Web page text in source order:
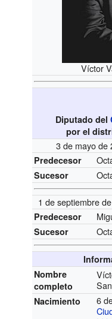
Víctor
Diputado del
por el
3 de mayo de
Predecesor
Sucesor
1 de septiembre
Predecesor
Sucesor
Nombre
completo
Nacimiento
6